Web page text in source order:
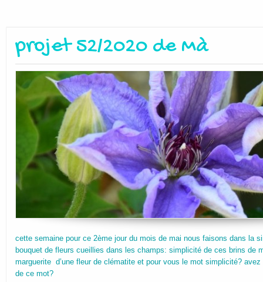
projet 52/2020 de Mà
cette semaine pour ce 2ème jour du mois de mai nous faisons dans la
bouquet de fleurs cueillies dans les champs: simplicité de ces brins de
marguerite d’une fleur de clématite et pour vous le mot simplicité?
de ce mot?